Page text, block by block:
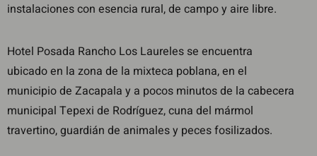
instalaciones con esencia rural, de campo y aire libre.
Hotel Posada Rancho Los Laureles se encuentra
ubicado en la zona de la mixteca poblana, en el
municipio de Zacapala y a pocos minutos de la cabecera
municipal Tepexi de Rodríguez, cuna del mármol
travertino, guardián de animales y peces fosilizados.